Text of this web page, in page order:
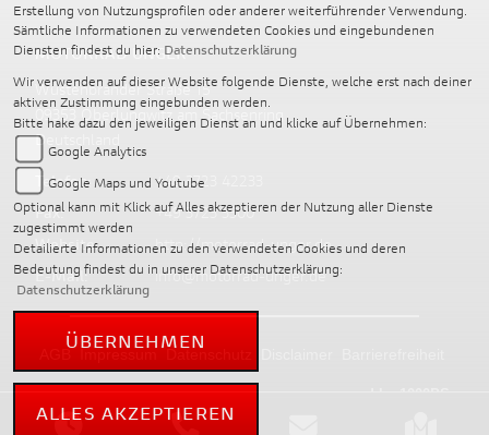
MOTORRAD UNGER
Wüstenbrander Straße 15
09353 Oberlungwitz am Sachsenring
Deutschland
Telefon:
+49 3723 42233
Fax:
+49 3723 3300
Website:
http://motorrad-unger.de
E-Mail:
info@motorrad-unger.de
Erstellung von Nutzungsprofilen oder anderer weiterführender Verwendung.
Sämtliche Informationen zu verwendeten Cookies und eingebundenen
Diensten findest du hier: Datenschutzerklärung
Wir verwenden auf dieser Website folgende Dienste, welche erst nach deiner
aktiven Zustimmung eingebunden werden.
Bitte hake dazu den jeweiligen Dienst an und klicke auf Übernehmen:
Google Analytics
Google Maps und Youtube
Optional kann mit Klick auf Alles akzeptieren der Nutzung aller Dienste
zugestimmt werden
Detailierte Informationen zu den verwendeten Cookies und deren
Bedeutung findest du in unserer Datenschutzerklärung:
Datenschutzerklärung
ÜBERNEHMEN
ALLES AKZEPTIEREN